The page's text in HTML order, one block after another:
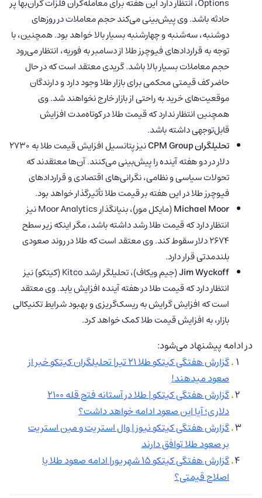
Options، انتظار دارد این هفته برای معامله‌گران فلزات گران‌بها پر
حادثه باشد. وی پیش‌بینی می‌کند حجم معاملات در روزهای
دوشنبه، سه‌شنبه و چهارشنبه بسیار بالا خواهد بود. همچنین، با
توجه به قراردادهای فیوچرز طلا از دسامبر به فوریه، انتظار می‌رود
حجم معاملات بسیار بالا باشد. گریدی معتقد است که در حال
حاضر کف قیمتی محکمی برای بازار طلا وجود دارد و دارندگان
موقعیت‌های خرید به راحتی از بازار خارج نخواهند شد. وی
همچنین انتظار ندارد که قیمت طلا در کوتاه‌مدت افزایش
قابل‌توجهی داشته باشد.
تحلیلگران CPM Group
نیز پتانسیل افزایش قیمت طلا به 2730
دلار در دو هفته آینده را پیش‌بینی می‌کنند. آن‌ها معتقدند که
تحولات سیاسی و نظامی، نگرانی‌های اقتصادی و قراردادهای
فیوچرز طلا در این هفته بر قیمت طلا تأثیرگذار خواهد بود.
Michael Moor
(مایکل مور)، بنیانگذار Moor Analytics نیز
انتظار دارد که قیمت طلا رشد داشته باشد، مگر اینکه زیر سطح
2674 دلار سقوط کند. وی معتقد است که طلا در روند صعودی
بلندمدتی قرار دارد.
Jim Wyckoff
(جیم ویکاف)، تحلیلگر ارشد Kitco (کیتکو) نیز
انتظار دارد که قیمت طلا در هفته آینده افزایش یابد. وی معتقد
است که افزایش گرایش به ریسک‌گریزی و بهبود شرایط تکنیکالی
بازار، به افزایش قیمت طلا کمک خواهد کرد.
در ادامه پیشنهاد می‌شود:
گزارش هفتگی کیتکو طلا ۲۱ تیر| تحلیلگران کیتکو خبر از
صعود میدهند!
گزارش هفتگی کیتکو | طلا در آستانه فتح قله ۲۱۰۰
دلاری؛ آیا این صعود ادامه خواهد داشت؟
گزارش هفتگی کیتکو نیوز | وال استریت و مین استریت
بر صعود طلا توافق دارند
گزارش هفتگی کیتکو ۱۵ شهریور| ادامه صعود طلا یا
اصلاح قیمتی؟